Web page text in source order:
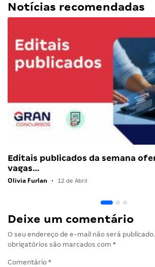
Notícias recomendadas
Editais publicados da semana
vagas…
Olivia Furlan • 12 de Abril
Deixe um comentário
O seu endereço de e-mail não será publicado.
obrigatórios são marcados com *
Comentário *